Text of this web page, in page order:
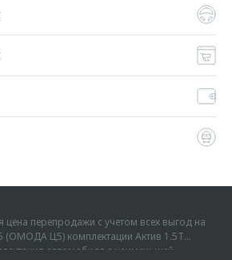
цена перепродажи с учетом всех выгод на
(ОМОДА Ц5) комплектации Актив 1.5Т
автомобиля с наименьшей